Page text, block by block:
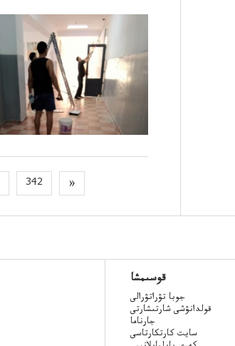
342 »
قوسىمشا
جوبا تۋراتۋرالى
قولدانۋشى شارتىشارتى
جارناما
سايت كارتكارتاسى